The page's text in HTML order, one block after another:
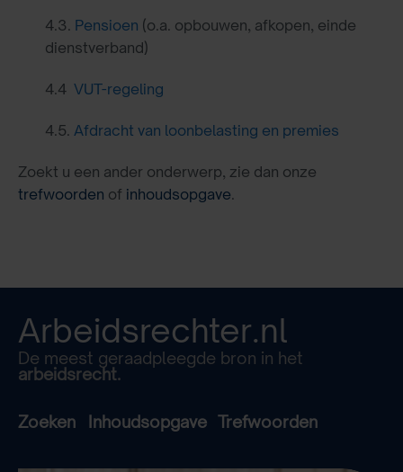
4.3. Pensioen (o.a. opbouwen, afkopen, einde
dienstverband)
4.4 VUT-regeling
4.5. Afdracht van loonbelasting en premies
Zoekt u een ander onderwerp, zie dan onze
trefwoorden of inhoudsopgave.
Arbeidsrechter.nl
De meest geraadpleegde bron in het
arbeidsrecht.
Zoeken Inhoudsopgave Trefwoorden